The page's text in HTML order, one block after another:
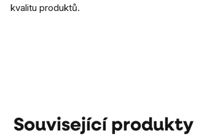
kvalitu produktů.
Související produkty